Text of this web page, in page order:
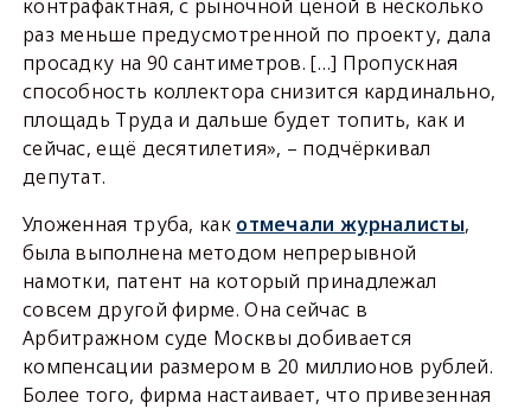
контрафактная, с рыночной ценой в несколько
раз меньше предусмотренной по проекту, дала
просадку на 90 сантиметров. […] Пропускная
способность коллектора снизится кардинально,
площадь Труда и дальше будет топить, как и
сейчас, ещё десятилетия», – подчёркивал
депутат.
Уложенная труба, как отмечали журналисты,
была выполнена методом непрерывной
намотки, патент на который принадлежал
совсем другой фирме. Она сейчас в
Арбитражном суде Москвы добивается
компенсации размером в 20 миллионов рублей.
Более того, фирма настаивает, что привезенная